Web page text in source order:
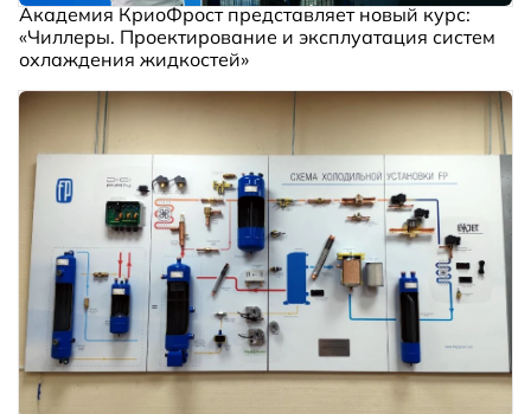
Академия КриоФрост представляет новый курс:
«Чиллеры. Проектирование и эксплуатация систем
охлаждения жидкостей»